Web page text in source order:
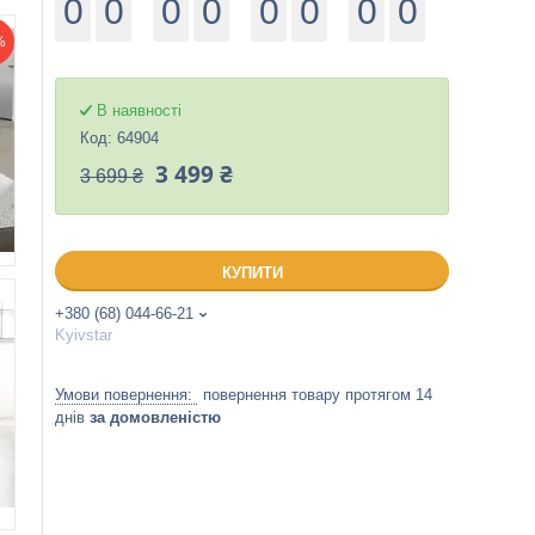
0 0 0 0 0 0 0 0
В наявності
Код: 64904
3 699 ₴ 3 499 ₴
КУПИТИ
+380 (68) 044-66-21
Kyivstar
повернення товару протягом 14
днів за домовленістю